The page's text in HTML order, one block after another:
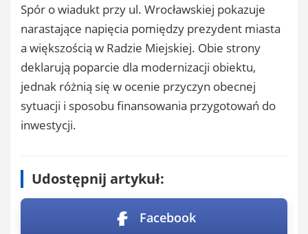
Spór o wiadukt przy ul. Wrocławskiej pokazuje
narastające napięcia pomiędzy prezydent miasta
a większością w Radzie Miejskiej. Obie strony
deklarują poparcie dla modernizacji obiektu,
jednak różnią się w ocenie przyczyn obecnej
sytuacji i sposobu finansowania przygotowań do
inwestycji.
Udostępnij artykuł:
Facebook